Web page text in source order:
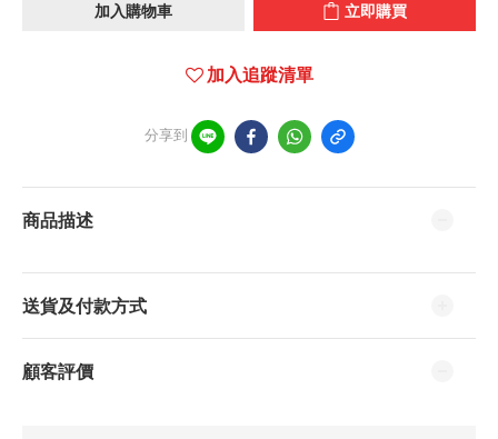
加入購物車 立即購買
加入追蹤清單
分享到
商品描述
送貨及付款方式
顧客評價